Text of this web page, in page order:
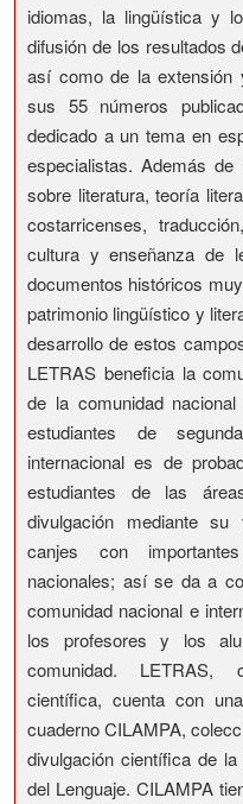
idiomas, la lingüística y
difusión de los resultados
así como de la extensión
sus 55 números
dedicado a un tema en
especialistas. Además
sobre literatura, teoría
costarricenses,
cultura y enseñanza de
documentos históricos
patrimonio lingüístico y
desarrollo de estos
LETRAS beneficia la
de la comunidad
estudiantes de
internacional es de
estudiantes de las
divulgación mediante su
canjes con
nacionales; así se da a
comunidad nacional e
los profesores y los
comunidad. LETRAS,
científica, cuenta con
cuaderno CILAMPA,
divulgación científica de
del Lenguaje. CILAMPA